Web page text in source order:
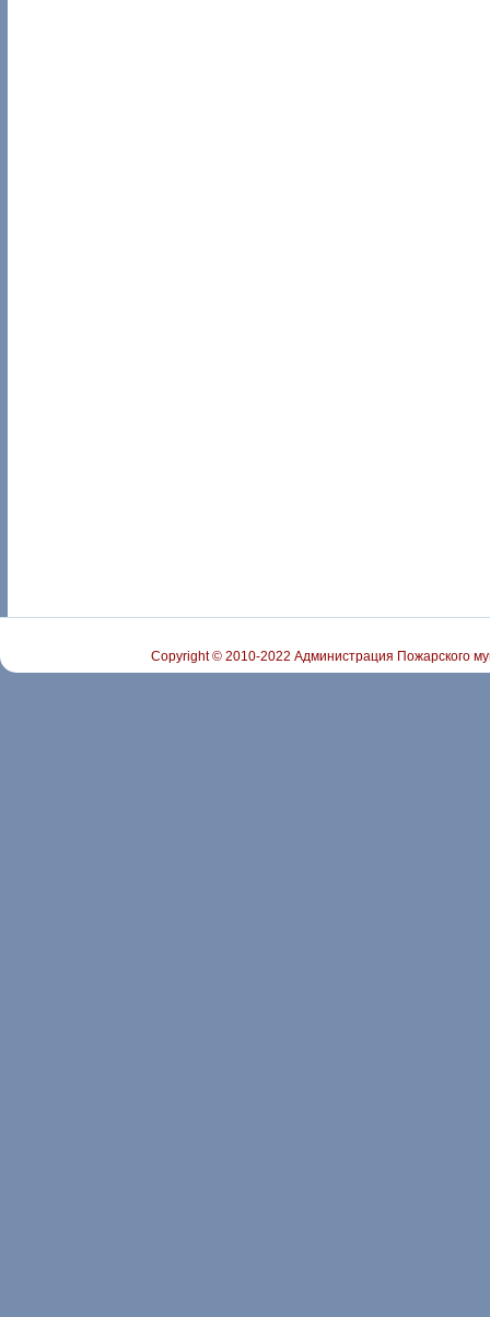
Copyright © 2010-2022 Администрация Пожарского